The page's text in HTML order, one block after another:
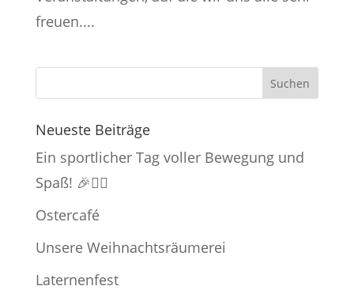
freuen....
Neueste Beiträge
Ein sportlicher Tag voller Bewegung und
Spaß! 🎉🏃‍♂️
Ostercafé
Unsere Weihnachtsräumerei
Laternenfest